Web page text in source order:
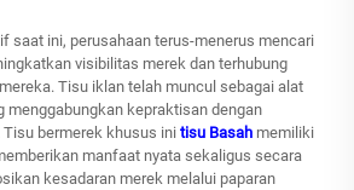
saat ini, perusahaan terus-menerus mencari
visibilitas merek dan terhubung
Tisu iklan telah muncul sebagai alat
menggabungkan kepraktisan dengan
bermerek khusus ini tisu Basah memiliki
manfaat nyata sekaligus secara
kesadaran merek melalui paparan